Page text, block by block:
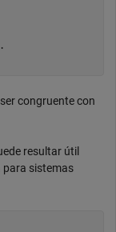
congruente con
resultar útil
para sistemas